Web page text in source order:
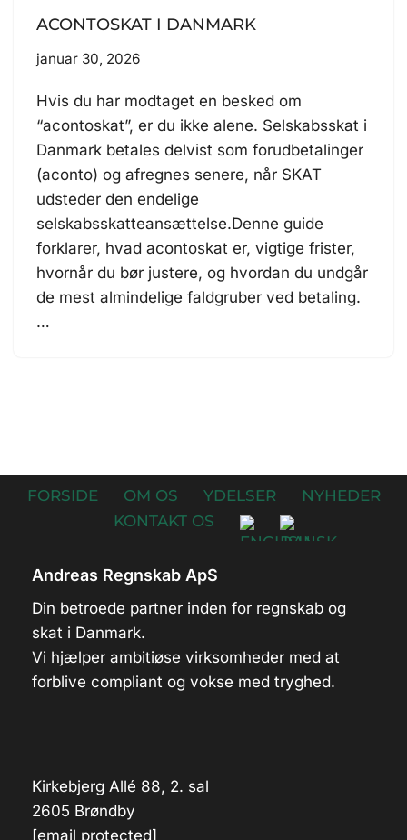
ACONTOSKAT I DANMARK
januar 30, 2026
Hvis du har modtaget en besked om
“acontoskat”, er du ikke alene. Selskabsskat i
Danmark betales delvist som forudbetalinger
(aconto) og afregnes senere, når SKAT
udsteder den endelige
selskabsskatteansættelse.Denne guide
forklarer, hvad acontoskat er, vigtige frister,
hvornår du bør justere, og hvordan du undgår
de mest almindelige faldgruber ved betaling.
…
FORSIDE OM OS YDELSER
NYHEDER
KONTAKT OS
Andreas Regnskab ApS
Din betroede partner inden for regnskab og
skat i Danmark.
Vi hjælper ambitiøse virksomheder med at
forblive compliant og vokse med tryghed.
Kirkebjerg Allé 88, 2. sal
2605 Brøndby
[email protected]